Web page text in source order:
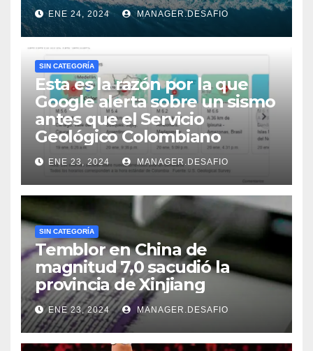
ENE 24, 2024 MANAGER.DESAFIO
SIN CATEGORÍA
Esta es la razón por la que
Google alerta sobre un sismo
antes que el Servicio
Geológico Colombiano
ENE 23, 2024 MANAGER.DESAFIO
SIN CATEGORÍA
Temblor en China de
magnitud 7,0 sacudió la
provincia de Xinjiang
ENE 23, 2024 MANAGER.DESAFIO